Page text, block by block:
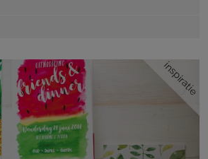
inspiratie